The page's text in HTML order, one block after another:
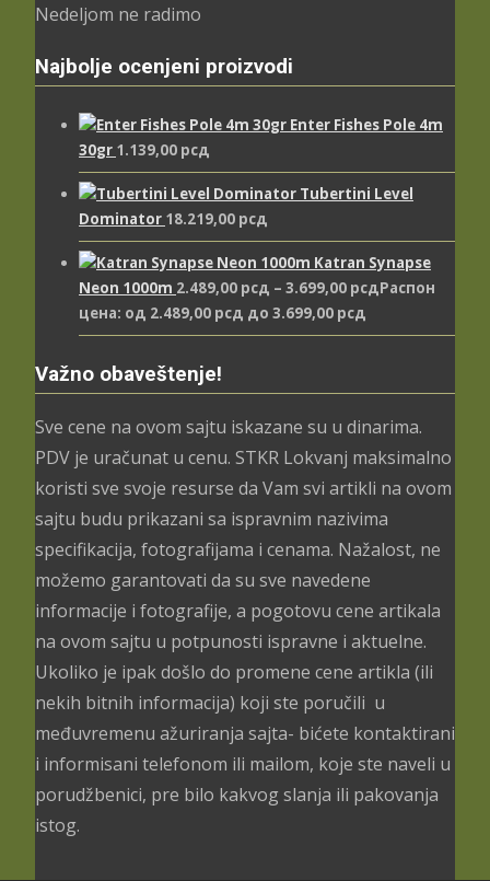
Nedeljom ne radimo
Najbolje ocenjeni proizvodi
Enter Fishes Pole 4m
30gr 1.139,00 рсд
Tubertini Level
Dominator 18.219,00 рсд
Katran Synapse
Neon 1000m 2.489,00 рсд – 3.699,00 рсдРаспон
цена: од 2.489,00 рсд до 3.699,00 рсд
Važno obaveštenje!
Sve cene na ovom sajtu iskazane su u dinarima.
PDV je uračunat u cenu. STKR Lokvanj maksimalno
koristi sve svoje resurse da Vam svi artikli na ovom
sajtu budu prikazani sa ispravnim nazivima
specifikacija, fotografijama i cenama. Nažalost, ne
možemo garantovati da su sve navedene
informacije i fotografije, a pogotovu cene artikala
na ovom sajtu u potpunosti ispravne i aktuelne.
Ukoliko je ipak došlo do promene cene artikla (ili
nekih bitnih informacija) koji ste poručili u
međuvremenu ažuriranja sajta- bićete kontaktirani
i informisani telefonom ili mailom, koje ste naveli u
porudžbenici, pre bilo kakvog slanja ili pakovanja
istog.